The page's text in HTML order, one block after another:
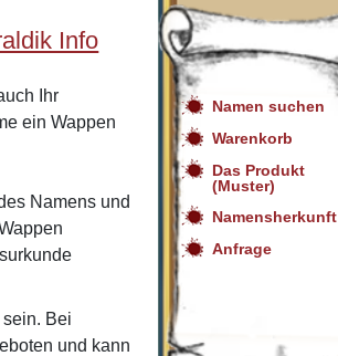
Info
Ihr
ein Wappen
Namens und
Bei
und kann
Namen suchen
Warenkorb
Das Produkt
(Muster)
Namensherkunft
Anfrage